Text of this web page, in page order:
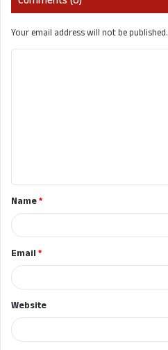
Your email address will not be published.
t
*Name*
Email*
Website